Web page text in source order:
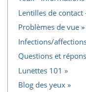
Lentilles de
Problèmes de vue
Infections/
Questions et
Lunettes 101
Blog des yeux